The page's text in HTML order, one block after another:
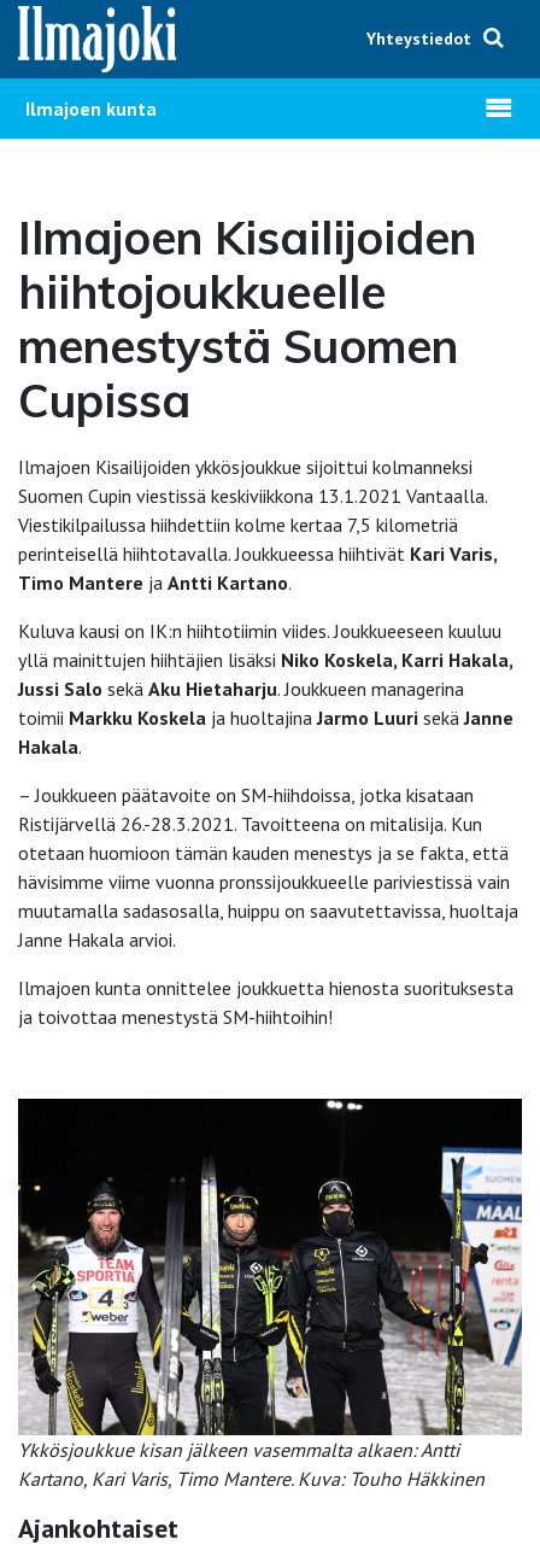
Hyppää sisältöön
Yhteystiedot
Ilmajoen kunta Avaa
Ilmajoen Kisailijoiden
hiihtojoukkueelle
menestystä Suomen
Cupissa
Ilmajoen Kisailijoiden ykkösjoukkue sijoittui kolmanneksi
Suomen Cupin viestissä keskiviikkona 13.1.2021 Vantaalla.
Viestikilpailussa hiihdettiin kolme kertaa 7,5 kilometriä
perinteisellä hiihtotavalla. Joukkueessa hiihtivät Kari Varis,
Timo Mantere ja Antti Kartano.
Kuluva kausi on IK:n hiihtotiimin viides. Joukkueeseen kuuluu
yllä mainittujen hiihtäjien lisäksi Niko Koskela, Karri Hakala,
Jussi Salo sekä Aku Hietaharju. Joukkueen managerina
toimii Markku Koskela ja huoltajinaJarmo Luuri sekäJanne
Hakala.
– Joukkueen päätavoite on SM-hiihdoissa, jotka kisataan
Ristijärvellä 26.-28.3.2021. Tavoitteena on mitalisija. Kun
otetaan huomioon tämän kauden menestys ja se fakta, että
hävisimme viime vuonna pronssijoukkueelle pariviestissä vain
muutamalla sadasosalla, huippu on saavutettavissa, huoltaja
Janne Hakala arvioi.
Ilmajoen kunta onnittelee joukkuetta hienosta suorituksesta
ja toivottaa menestystä SM-hiihtoihin!
Ykkösjoukkue kisan jälkeen vasemmalta alkaen: Antti
Kartano, Kari Varis, Timo Mantere. Kuva: Touho Häkkinen
Ajankohtaiset